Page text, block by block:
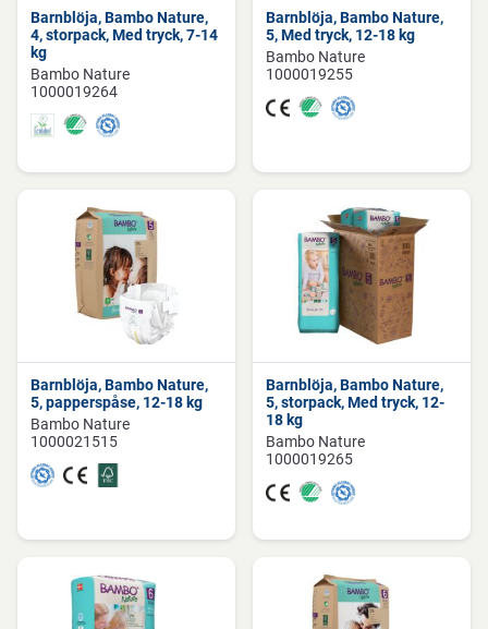
Barnblöja, Bambo Nature,
4, storpack, Med tryck, 7-14
kg
Bambo Nature
1000019264
Barnblöja, Bambo Nature,
5, Med tryck, 12-18 kg
Bambo Nature
1000019255
Barnblöja, Bambo Nature,
5, papperspåse, 12-18 kg
Bambo Nature
1000021515
Barnblöja, Bambo Nature,
5, storpack, Med tryck, 12-
18 kg
Bambo Nature
1000019265